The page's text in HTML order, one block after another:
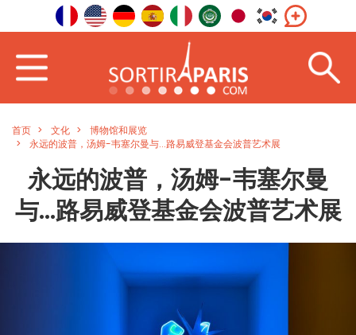
首页 文化
博物馆和展览
永远的波普，汤姆-韦塞尔曼与...路易威登基金会波普艺术展
永远的波普，汤姆-韦塞尔曼
与...路易威登基金会波普艺术展